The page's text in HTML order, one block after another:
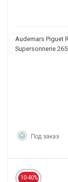
Audemars Piguet
Supersonnerie
Под заказ
10-40%